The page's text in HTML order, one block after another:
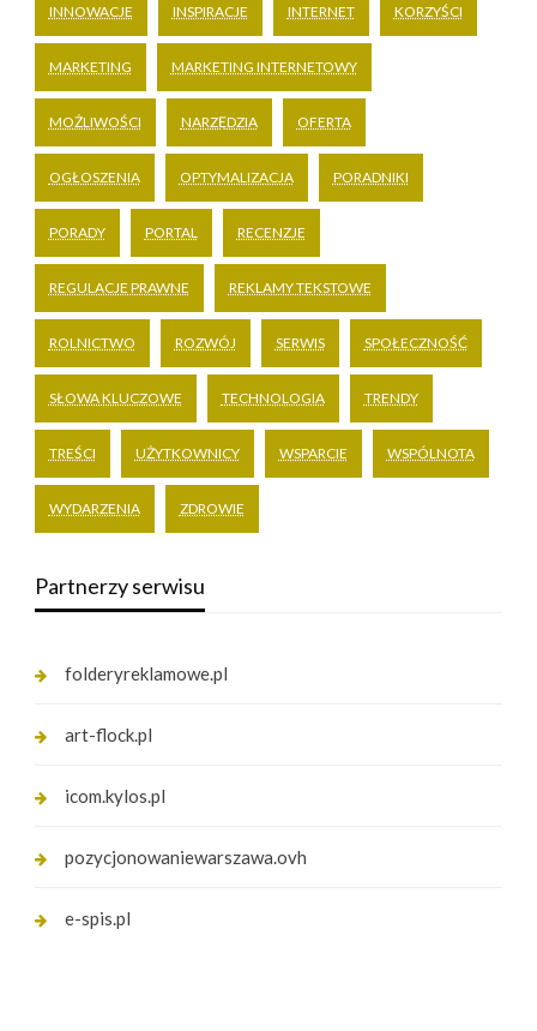
INNOWACJE INSPIRACJE INTERNET KORZYŚCI
MARKETING MARKETING INTERNETOWY
MOŻLIWOŚCI NARZĘDZIA OFERTA
OGŁOSZENIA OPTYMALIZACJA PORADNIKI
PORADY PORTAL RECENZJE
REGULACJE PRAWNE REKLAMY TEKSTOWE
ROLNICTWO ROZWÓJ SERWIS SPOŁECZNOŚĆ
SŁOWA KLUCZOWE TECHNOLOGIA TRENDY
TREŚCI UŻYTKOWNICY WSPARCIE WSPÓLNOTA
WYDARZENIA ZDROWIE
Partnerzy serwisu
folderyreklamowe.pl
art-flock.pl
icom.kylos.pl
pozycjonowaniewarszawa.ovh
e-spis.pl